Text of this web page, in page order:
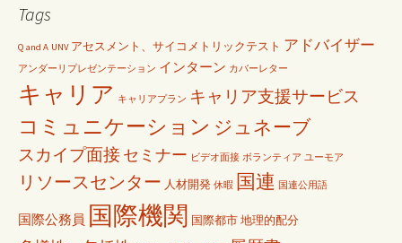
Tags
Q and A UNV アセスメント、サイコメトリックテスト アドバイザー
アンダーリプレゼンテーション インターン カバーレター
キャリア キャリアプラン キャリア支援サービス
コミュニケーション ジュネーブ
スカイプ面接セミナー ビデオ面接 ボランティア ユーモア
リソースセンター 人材開発 休暇 国連 国連公用語
国際公務員 国際機関 国際都市地理的配分